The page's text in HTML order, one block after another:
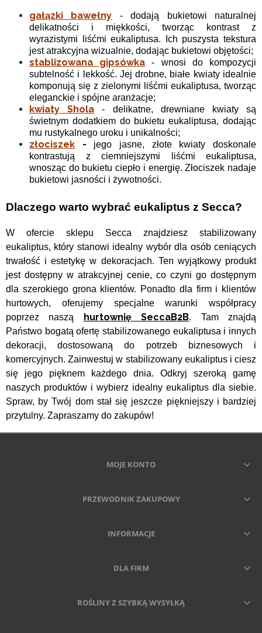
gałązki bawełny - dodają bukietowi naturalnej
delikatności i miękkości, tworząc kontrast z
wyrazistymi liśćmi eukaliptusa. Ich puszysta tekstura
jest atrakcyjna wizualnie, dodając bukietowi objętości;
stablizowana gipsówka - wnosi do kompozycji
subtelność i lekkość. Jej drobne, białe kwiaty idealnie
komponują się z zielonymi liśćmi eukaliptusa, tworząc
eleganckie i spójne aranżacje;
kwiaty Shola
- delikatne, drewniane kwiaty są
świetnym dodatkiem do bukietu eukaliptusa, dodając
mu rustykalnego uroku i unikalności;
złociszek - jego jasne, złote kwiaty doskonale
kontrastują z ciemniejszymi liśćmi eukaliptusa,
wnosząc do bukietu ciepło i energię. Złociszek nadaje
bukietowi jasności i żywotności.
Dlaczego warto wybrać eukaliptus z Secca?
W ofercie sklepu Secca znajdziesz stabilizowany
eukaliptus, który stanowi idealny wybór dla osób ceniących
trwałość i estetykę w dekoracjach. Ten wyjątkowy produkt
jest dostępny w atrakcyjnej cenie, co czyni go dostępnym
dla szerokiego grona klientów. Ponadto dla firm i klientów
hurtowych, oferujemy specjalne warunki współpracy
poprzez naszą hurtownię SeccaB2B. Tam znajdą
Państwo bogatą ofertę stabilizowanego eukaliptusa i innych
dekoracji, dostosowaną do potrzeb biznesowych i
komercyjnych.Zainwestuj w stabilizowany eukaliptus i ciesz
się jego pięknem każdego dnia. Odkryj szeroką gamę
naszych produktów i wybierz idealny eukaliptus dla siebie.
Spraw, by Twój dom stał się jeszcze piękniejszy i bardziej
przytulny. Zapraszamy do zakupów!
MOJE KONTO
PRZEWODNIK ZAKUPOWY
INFORMACJE
DLA FIRM
ROŚLINY Z SZYBKĄ WYSYŁKĄ